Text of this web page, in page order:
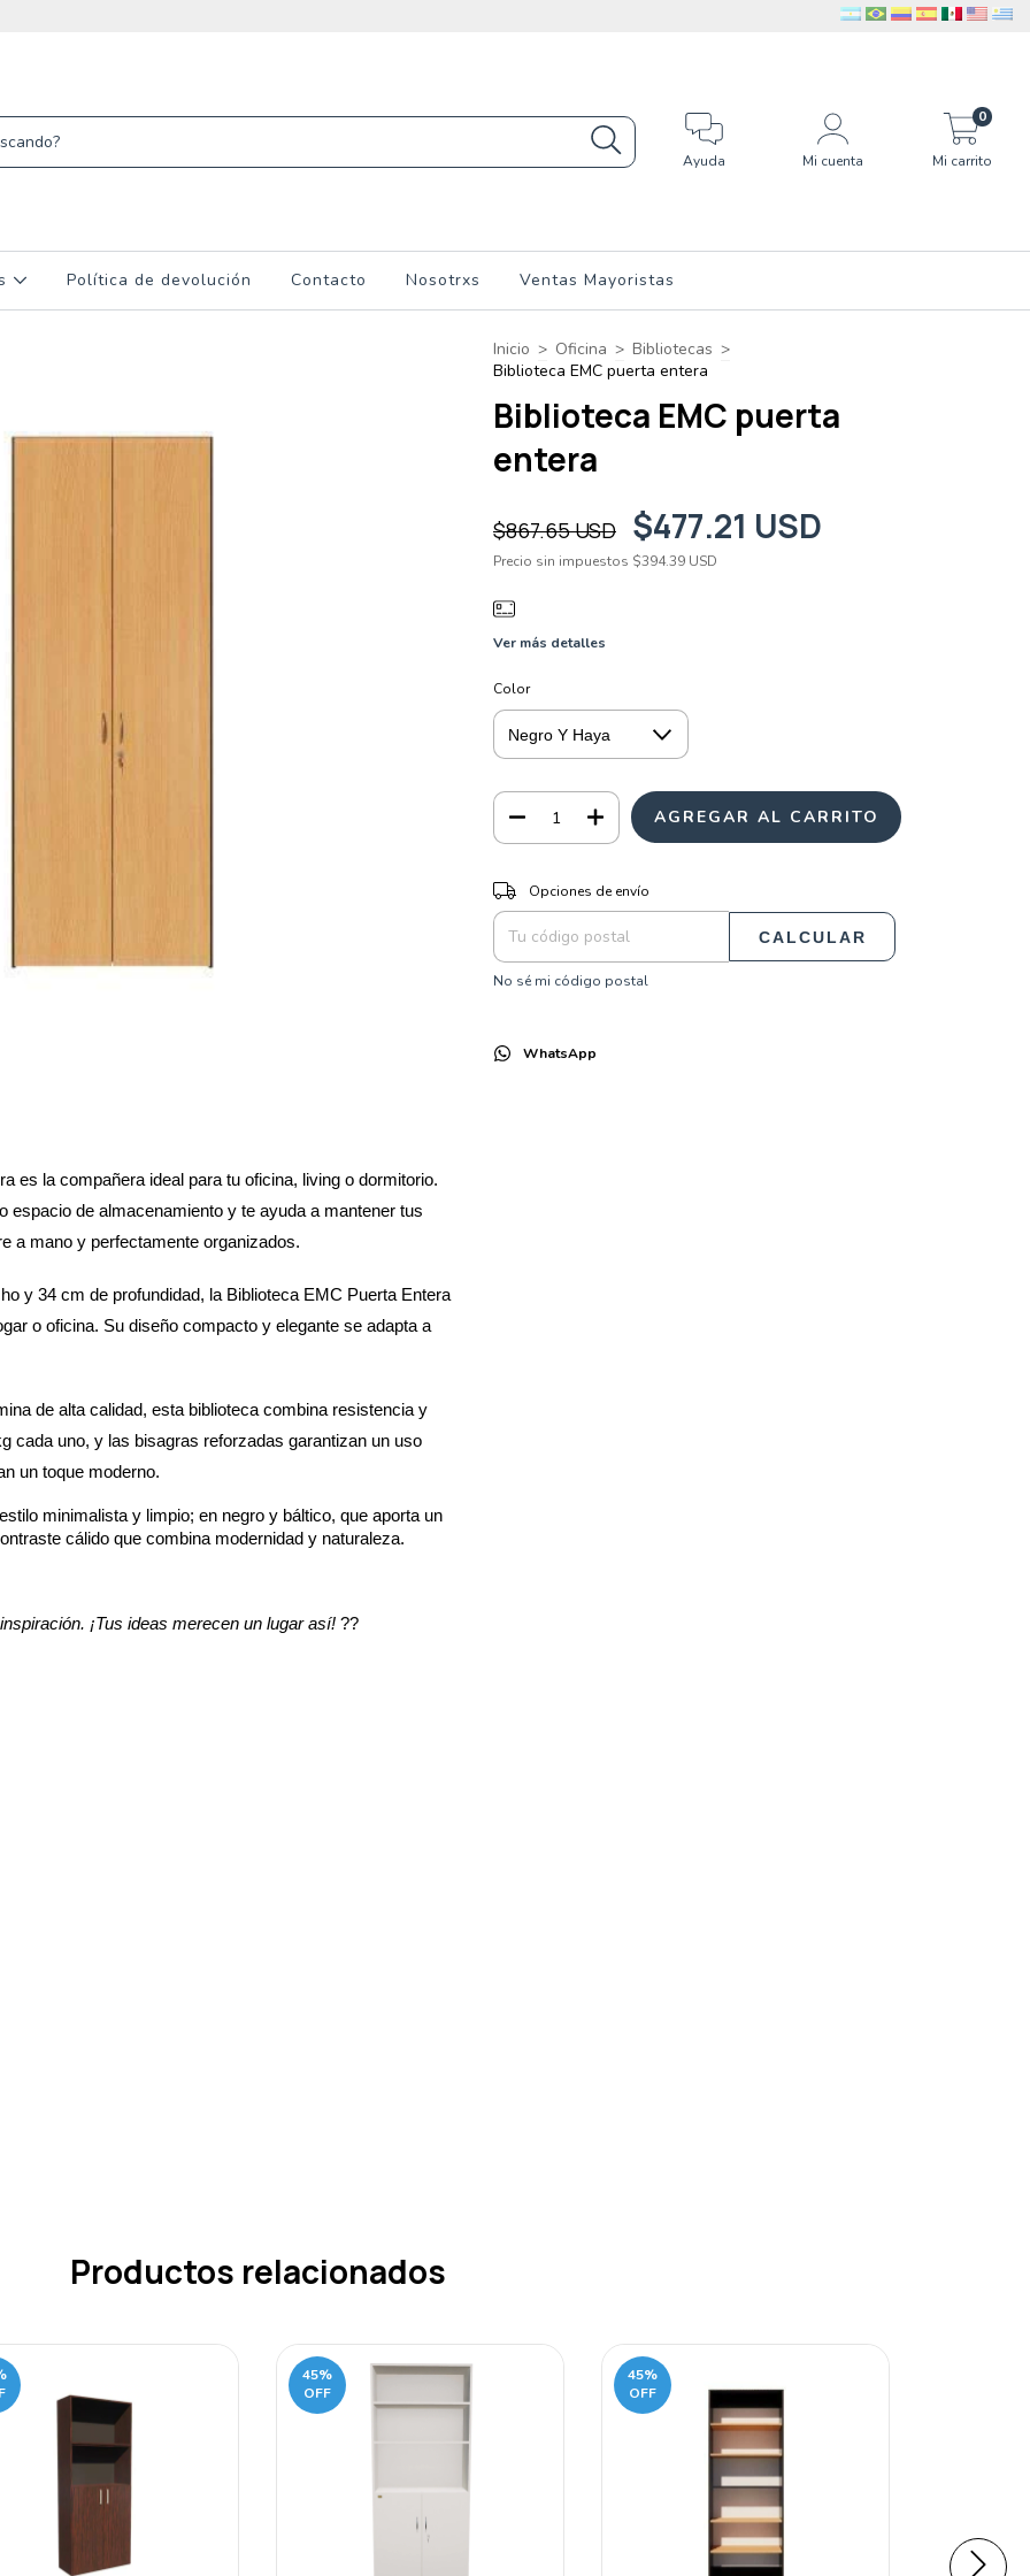
Ayuda Mi cuenta Mi carrito
0
Política de devolución Contacto Nosotrxs Ventas Mayoristas
es la compañera ideal para tu oficina, living o dormitorio.
espacio de almacenamiento y te ayuda a mantener tus
a mano y perfectamente organizados.
y 34 cm de profundidad, la Biblioteca EMC Puerta Entera
o oficina. Su diseño compacto y elegante se adapta a
de alta calidad, esta biblioteca combina resistencia y
cada uno, y las bisagras reforzadas garantizan un uso
un toque moderno.
minimalista y limpio; en negro y báltico, que aporta un
cálido que combina modernidad y naturaleza.
¡Tus ideas merecen un lugar así! ??
Inicio > Oficina > Bibliotecas >
Biblioteca EMC puerta entera
Biblioteca EMC puerta
entera
$867.65 USD $477.21 USD
Precio sin impuestos $394.39 USD
Ver más detalles
Color
Entregas para el CP:
Opciones de envío
CALCULAR
No sé mi código postal
WhatsApp
Productos relacionados
45%
OFF
45%
OFF